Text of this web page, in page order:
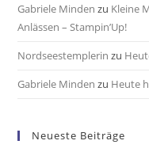
Gabriele Minden zu Kleine
Anlässen – Stampin’Up!
Nordseestemplerin zu
Gabriele Minden zu Heute
Neueste Beiträge